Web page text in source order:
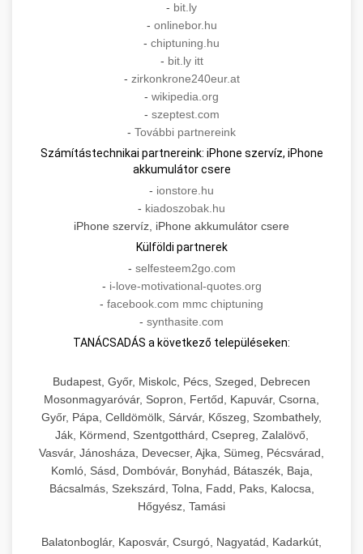
- bit.ly
- onlinebor.hu
- chiptuning.hu
- bit.ly itt
- zirkonkrone240eur.at
- wikipedia.org
- szeptest.com
- További partnereink
Számítástechnikai partnereink: iPhone szervíz, iPhone
akkumulátor csere
- ionstore.hu
- kiadoszobak.hu
iPhone szervíz, iPhone akkumulátor csere
Külföldi partnerek
- selfesteem2go.com
- i-love-motivational-quotes.org
- facebook.com mmc chiptuning
- synthasite.com
TANÁCSADÁS a következő településeken:
Budapest, Győr, Miskolc, Pécs, Szeged, Debrecen
Mosonmagyaróvár, Sopron, Fertőd, Kapuvár, Csorna,
Győr, Pápa, Celldömölk, Sárvár, Kőszeg, Szombathely,
Ják, Körmend, Szentgotthárd, Csepreg, Zalalövő,
Vasvár, Jánosháza, Devecser, Ajka, Sümeg, Pécsvárad,
Komló, Sásd, Dombóvár, Bonyhád, Bátaszék, Baja,
Bácsalmás, Szekszárd, Tolna, Fadd, Paks, Kalocsa,
Hőgyész, Tamási
Balatonboglár, Kaposvár, Csurgó, Nagyatád, Kadarkút,